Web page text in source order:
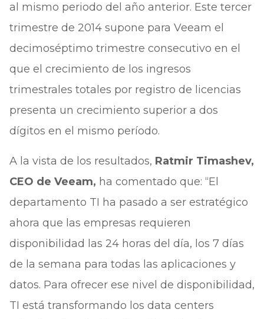
al mismo periodo del año anterior. Este tercer
trimestre de 2014 supone para Veeam el
decimoséptimo trimestre consecutivo en el
que el crecimiento de los ingresos
trimestrales totales por registro de licencias
presenta un crecimiento superior a dos
dígitos en el mismo período.
A la vista de los resultados, Ratmir Timashev,
CEO de Veeam, ha comentado que: “El
departamento TI ha pasado a ser estratégico
ahora que las empresas requieren
disponibilidad las 24 horas del día, los 7 días
de la semana para todas las aplicaciones y
datos. Para ofrecer ese nivel de disponibilidad,
TI está transformando los data centers